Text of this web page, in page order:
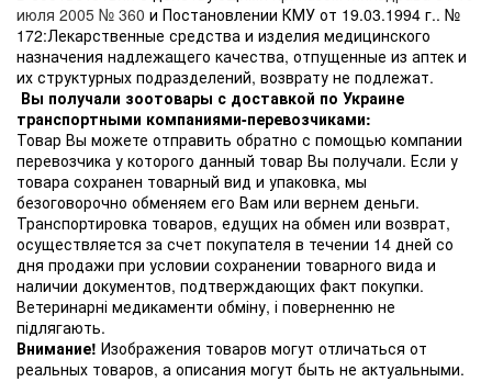
июля 2005 № 360 и Постановлении КМУ от 19.03.1994 г.. №
172:Лекарственные средства и изделия медицинского
назначения надлежащего качества, отпущенные из аптек и
их структурных подразделений, возврату не подлежат.
Вы получали зоотовары с доставкой по Украине
транспортными компаниями-перевозчиками:
Товар Вы можете отправить обратно с помощью компании
перевозчика у которого данный товар Вы получали. Если у
товара сохранен товарный вид и упаковка, мы
безоговорочно обменяем его Вам или вернем деньги.
Транспортировка товаров, едущих на обмен или возврат,
осуществляется за счет покупателя в течении 14 дней со
дня продажи при условии сохранении товарного вида и
наличии документов, подтверждающих факт покупки.
Ветеринарні медикаменти обміну, і поверненню не
підлягають.
Внимание! Изображения товаров могут отличаться от
реальных товаров, а описания могут быть не актуальными.